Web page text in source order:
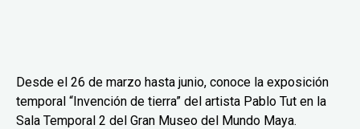
Desde el 26 de marzo hasta junio, conoce la exposición
temporal “Invención de tierra” del artista Pablo Tut en la
Sala Temporal 2 del Gran Museo del Mundo Maya.